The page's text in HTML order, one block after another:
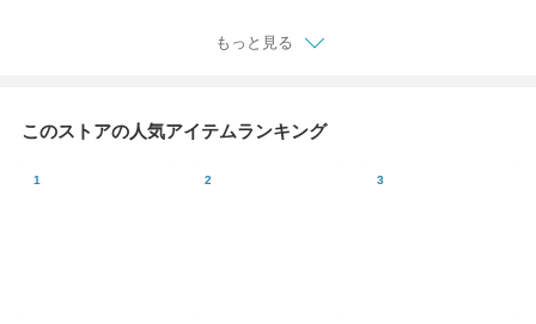
もっと見る
このストアの人気アイテムランキング